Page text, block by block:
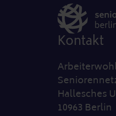
Kontakt
Hallesches
10963 Berlin